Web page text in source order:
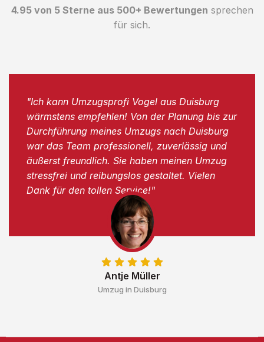
4.95 von 5 Sterne aus 500+ Bewertungen sprechen
für sich.
Antje Müller
Umzug in Duisburg
"Ich kann Umzugsprofi Vogel aus Duisburg
wärmstens empfehlen! Von der Planung bis zur
Durchführung meines Umzugs nach Duisburg
war das Team professionell, zuverlässig und
äußerst freundlich. Sie haben meinen Umzug
stressfrei und reibungslos gestaltet. Vielen
Dank für den tollen Service!"